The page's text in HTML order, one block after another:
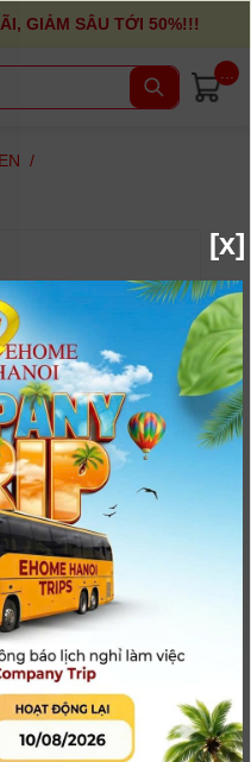
GIẢM SÂU TỚI 50%!!!
/
[x]